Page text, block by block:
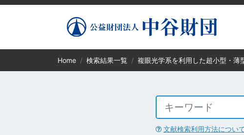
Home 検索結果一覧 複眼光学系を利用した超小型・薄
文献検索利用方法につい